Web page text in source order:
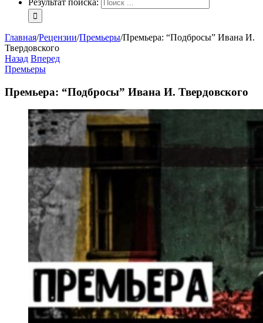
Результат поиска:
Главная/Рецензии/Премьеры/Премьера: “Подбросы” Ивана И.
Твердовского
Назад Вперед
Премьеры
Премьера: “Подбросы” Ивана И. Твердовского